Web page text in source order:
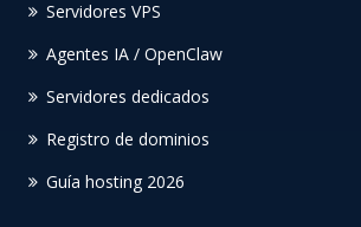
Servidores VPS
Agentes IA / OpenClaw
Servidores dedicados
Registro de dominios
Guía hosting 2026